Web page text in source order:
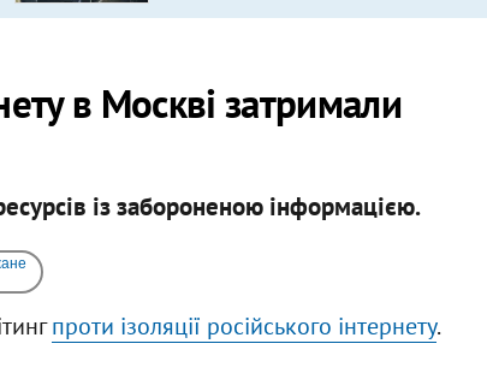
в Москві затримали
із забороненою інформацією.
проти ізоляції російського інтернету.